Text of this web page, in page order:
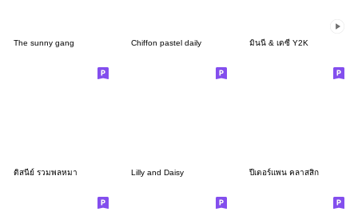
The sunny gang Chiffon pastel daily มินนี่ & เดซี่ Y2K
ดิสนีย์ รวมพลหมา Lilly and Daisy ปีเตอร์แพน คลาสสิก